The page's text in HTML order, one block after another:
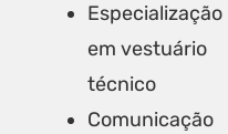
Especialização
em vestuário
técnico
Comunicação